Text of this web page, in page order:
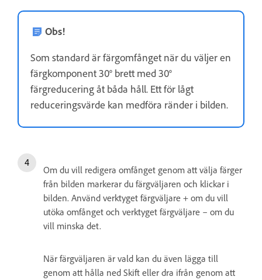
Obs!
Som standard är färgomfånget när du väljer en
färgkomponent 30° brett med 30°
färgreducering åt båda håll. Ett för lågt
reduceringsvärde kan medföra ränder i bilden.
Om du vill redigera omfånget genom att välja färger
från bilden markerar du färgväljaren och klickar i
bilden. Använd verktyget färgväljare + om du vill
utöka omfånget och verktyget färgväljare – om du
vill minska det.
När färgväljaren är vald kan du även lägga till
genom att hålla ned Skift eller dra ifrån genom att